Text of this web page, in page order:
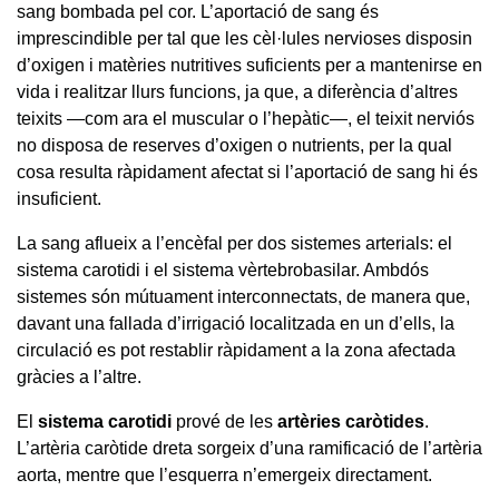
sang bombada pel cor. L’aportació de sang és
imprescindible per tal que les cèl·lules nervioses disposin
d’oxigen i matèries nutritives suficients per a mantenirse en
vida i realitzar llurs funcions, ja que, a diferència d’altres
teixits —com ara el muscular o l’hepàtic—, el teixit nerviós
no disposa de reserves d’oxigen o nutrients, per la qual
cosa resulta ràpidament afectat si l’aportació de sang hi és
insuficient.
La sang aflueix a l’encèfal per dos sistemes arterials: el
sistema carotidi i el sistema vèrtebrobasilar. Ambdós
sistemes són mútuament interconnectats, de manera que,
davant una fallada d’irrigació localitzada en un d’ells, la
circulació es pot restablir ràpidament a la zona afectada
gràcies a l’altre.
El sistema carotidi prové de les artèries caròtides.
L’artèria caròtide dreta sorgeix d’una ramificació de l’artèria
aorta, mentre que l’esquerra n’emergeix directament.